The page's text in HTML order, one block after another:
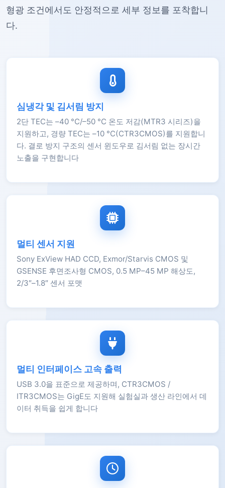
형광 조건에서도 안정적으로 세부 정보를 포착합니
다.
심냉각 및 김서림 방지
2단 TEC는 –40 °C/–50 °C 온도 저감(MTR3 시리즈)을
지원하고, 경량 TEC는 –10 °C(CTR3CMOS)를 지원합니
다. 결로 방지 구조의 센서 윈도우로 김서림 없는 장시간
노출을 구현합니다
멀티 센서 지원
Sony ExView HAD CCD, Exmor/Starvis CMOS 및
GSENSE 후면조사형 CMOS, 0.5 MP–45 MP 해상도,
2/3″–1.8″ 센서 포맷
멀티 인터페이스 고속 출력
USB 3.0을 표준으로 제공하며, CTR3CMOS /
ITR3CMOS는 GigE도 지원해 실험실과 생산 라인에서 데
이터 취득을 쉽게 합니다